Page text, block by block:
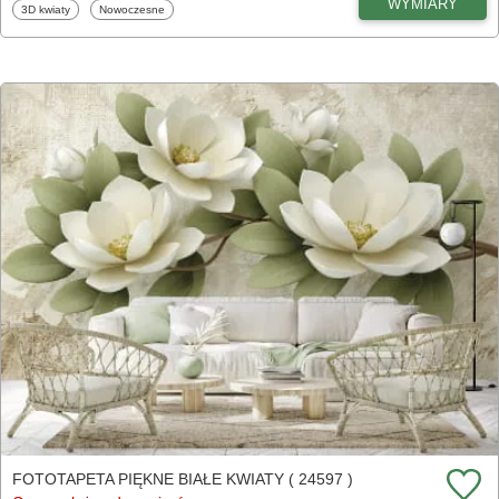
Fototapety
3D kwiaty Fototapety
Nowoczesne WYMIARY
FOTOTAPETA PIĘKNE BIAŁE KWIATY ( 24597 )